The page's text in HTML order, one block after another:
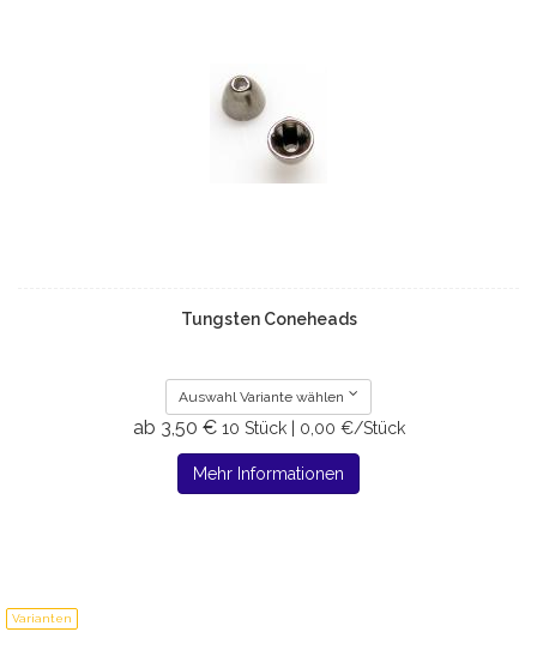
Tungsten Coneheads
Auswahl Variante wählen
ab 3,50 € 10 Stück | 0,00 €/Stück
Mehr Informationen
Varianten